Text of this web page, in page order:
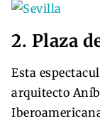
2. Plaza
Esta
arquitecto